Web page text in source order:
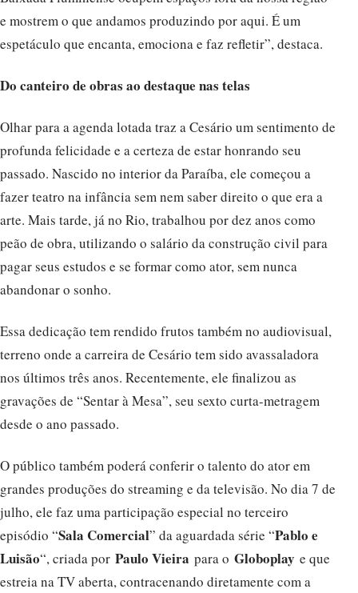
e mostrem o que andamos produzindo por aqui. É um
espetáculo que encanta, emociona e faz refletir”, destaca.
Do canteiro de obras ao destaque nas telas
Olhar para a agenda lotada traz a Cesário um sentimento de
profunda felicidade e a certeza de estar honrando seu
passado. Nascido no interior da Paraíba, ele começou a
fazer teatro na infância sem nem saber direito o que era a
arte. Mais tarde, já no Rio, trabalhou por dez anos como
peão de obra, utilizando o salário da construção civil para
pagar seus estudos e se formar como ator, sem nunca
abandonar o sonho.
Essa dedicação tem rendido frutos também no audiovisual,
terreno onde a carreira de Cesário tem sido avassaladora
nos últimos três anos. Recentemente, ele finalizou as
gravações de “Sentar à Mesa”, seu sexto curta-metragem
desde o ano passado.
O público também poderá conferir o talento do ator em
grandes produções do streaming e da televisão. No dia 7 de
julho, ele faz uma participação especial no terceiro
episódio “Sala Comercial” da aguardada série “Pablo e
Luisão“, criada por Paulo Vieira para o Globoplay e que
estreia na TV aberta, contracenando diretamente com a